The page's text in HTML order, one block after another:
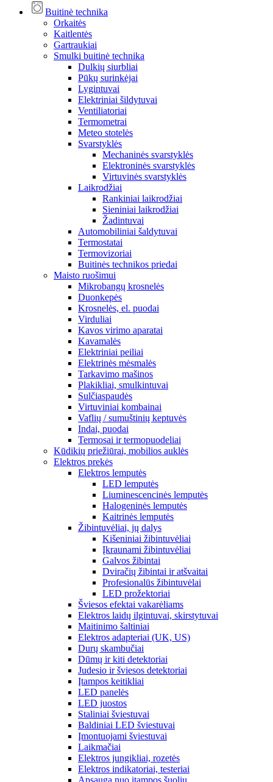
Buitinė technika
Orkaitės
Kaitlentės
Gartraukiai
Smulki buitinė technika
Dulkių siurbliai
Pūkų surinkėjai
Lygintuvai
Elektriniai šildytuvai
Ventiliatoriai
Termometrai
Meteo stotelės
Svarstyklės
Mechaninės svarstyklės
Elektroninės svarstyklės
Virtuvinės svarstyklės
Laikrodžiai
Rankiniai laikrodžiai
Sieniniai laikrodžiai
Žadintuvai
Automobiliniai šaldytuvai
Termostatai
Termovizoriai
Buitinės technikos priedai
Maisto ruošimui
Mikrobangų krosnelės
Duonkepės
Krosnelės, el. puodai
Virduliai
Kavos virimo aparatai
Kavamalės
Elektriniai peiliai
Elektrinės mėsmalės
Tarkavimo mašinos
Plakikliai, smulkintuvai
Sulčiaspaudės
Virtuviniai kombainai
Vaflių / sumuštinių keptuvės
Indai, puodai
Termosai ir termopuodeliai
Kūdikių priežiūrai, mobilios auklės
Elektros prekės
Elektros lemputės
LED lemputės
Liuminescencinės lemputės
Halogeninės lemputės
Kaitrinės lemputės
Žibintuvėliai, jų dalys
Kišeniniai žibintuvėliai
Įkraunami žibintuvėliai
Galvos žibintai
Dviračių žibintai ir atšvaitai
Profesionalūs žibintuvėlai
LED prožektoriai
Šviesos efektai vakarėliams
Elektros laidų ilgintuvai, skirstytuvai
Maitinimo šaltiniai
Elektros adapteriai (UK, US)
Durų skambučiai
Dūmų ir kiti detektoriai
Judesio ir šviesos detektoriai
Įtampos keitikliai
LED panelės
LED juostos
Staliniai šviestuvai
Baldiniai LED šviestuvai
Įmontuojami šviestuvai
Laikmačiai
Elektros jungikliai, rozetės
Elektros indikatoriai, testeriai
Apsauga nuo įtampos šuolių